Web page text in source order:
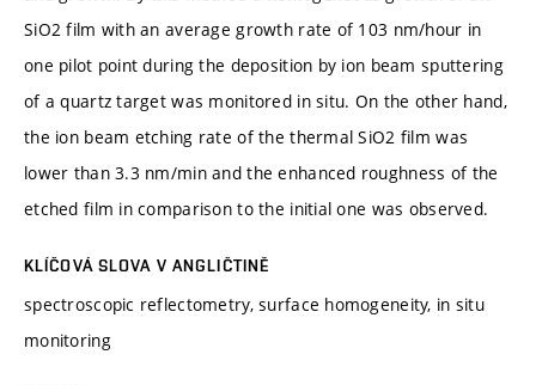
SiO2 film with an average growth rate of 103 nm/hour in
one pilot point during the deposition by ion beam sputtering
of a quartz target was monitored in situ. On the other hand,
the ion beam etching rate of the thermal SiO2 film was
lower than 3.3 nm/min and the enhanced roughness of the
etched film in comparison to the initial one was observed.
KLÍČOVÁ SLOVA V ANGLIČTINĚ
spectroscopic reflectometry, surface homogeneity, in situ
monitoring